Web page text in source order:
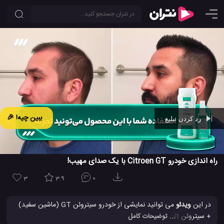
ببین چیه! 🎉 رد کردن تبلیغ
Ad -00:42
راه اندازی خودرو Citroen GT با یک صدای مهیب!
3 3.9 0
در اینویدئو
می توانید نمایشی از خودرو سیتروئن GT (ماشین سفید)
+ سیتروئن Survolt (ماشین سیاه و سبز) را مشاهده کنید، دو اتوموبیل
... توضیحات کامل